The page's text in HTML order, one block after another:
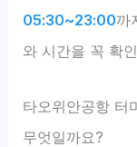
05:30~23:00까
와 시간을 꼭 확
타오위안공항 터
무엇일까요?